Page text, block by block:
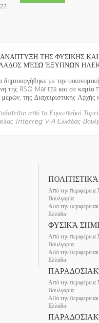
ΤΗΣ ΦΥΣΙΚΗΣ
ΜΈΣΩ ΈΞΥΠΝΩΝ
δημιουργήθηκε με την
της RSO Maritza και σε
της Διαχειριστικής Αρχής
από το Ευρωπαϊκό
Interreg V-A Ελλάδας-
Από την περιφέρεια
Βουλγαρία
Από την
Ελλάδα
ΦΥΣΙΚΆ
Από την περιφέρεια
Βουλγαρία
Από την
Ελλάδα
Από την περιφέρεια
Βουλγαρία
Από την
Ελλάδα